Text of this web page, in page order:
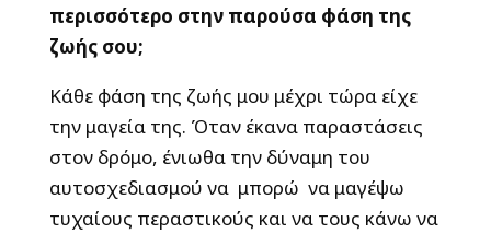
περισσότερο στην παρούσα φάση της
ζωής σου;
Κάθε φάση της ζωής μου μέχρι τώρα είχε
την μαγεία της. Όταν έκανα παραστάσεις
στον δρόμο, ένιωθα την δύναμη του
αυτοσχεδιασμού να μπορώ να μαγέψω
τυχαίους περαστικούς και να τους κάνω να